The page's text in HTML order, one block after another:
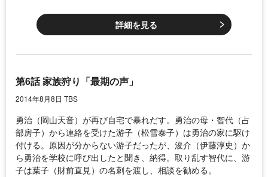
詳細を見る
第6話 家族狩り「最期の声」
2014年8月8日 TBS
勇治（岡山天音）が再び自宅で暴れだす。勇治の母・智代（占
部房子）から連絡を受けた游子（松雪泰子）は勇治の家に駆け
付ける。原因が分からない游子だったが、浚介（伊藤淳史）か
ら勇治を学校に呼び出したと聞き、納得。取り乱す智代に、游
子は葉子（財前直見）の名刺を渡し、相談を勧める。